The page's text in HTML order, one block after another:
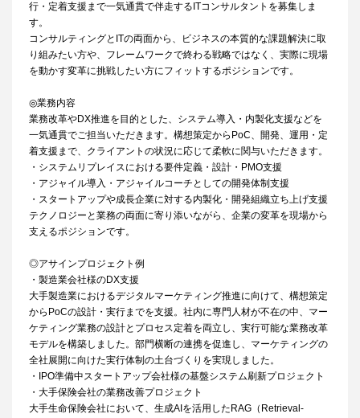
行・定着支援まで一気通貫で伴走するITコンサルタントを募集しま
す。
コンサルティングとITの両面から、ビジネスの本質的な課題解決に取
り組みたい方や、フレームワークで終わる戦略ではなく、実際に現場
を動かす変革に挑戦したい方にフィットするポジションです。
◎業務内容
業務改革やDX推進を目的とした、システム導入・内製化支援などを
一気通貫でご担当いただきます。構想策定からPoC、開発、運用・定
着支援まで、クライアントの状況に応じて柔軟に関与いただきます。
・システムリプレイスにおける要件定義・設計・PMO支援
・アジャイル導入・アジャイルコーチとしての開発体制支援
・スタートアップや成長企業に対する内製化・開発組織立ち上げ支援
テクノロジーと業務の両面に寄り添いながら、企業の変革を現場から
支えるポジションです。
◎アサインプロジェクト例
・製造業会社様のDX支援
大手製造業におけるデジタルマーケティング推進に向けて、構想策定
からPoCの設計・実行までを支援。社内に専門人材が不在の中、マー
ケティング業務の設計とプロセス定着を両立し、実行可能な業務改革
モデルを構築しました。部門横断の連携を促進し、マーケティングの
全社展開に向けた実行体制の土台づくりを実現しました。
・IPO準備中スタートアップ会社様の基盤システム刷新プロジェクト
・大手保険会社の業務改善プロジェクト
大手生命保険会社において、生成AIを活用したRAG（Retrieval-